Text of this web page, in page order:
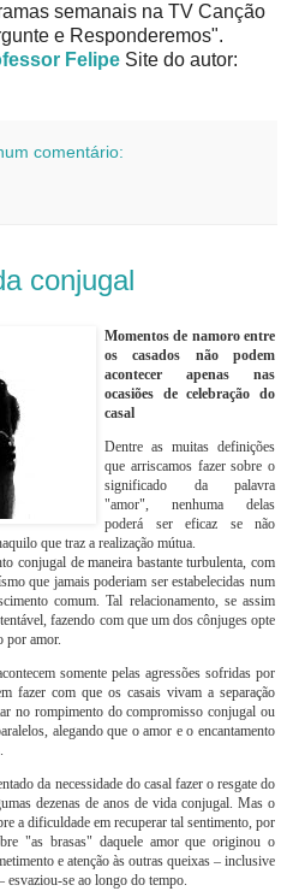
semanais na TV Canção
e Responderemos".
Felipe Site do autor:
comentário:
conjugal
Momentos de namoro entre
os casados não podem
acontecer apenas nas
ocasiões de celebração do
casal
Dentre as muitas definições
que arriscamos fazer sobre o
significado da palavra
"amor", nenhuma delas
poderá ser eficaz se não
que traz a realização mútua.
conjugal de maneira bastante turbulenta, com
que jamais poderiam ser estabelecidas num
comum. Tal relacionamento, se assim
fazendo com que um dos cônjuges opte
por amor.
somente pelas agressões sofridas por
fazer com que os casais vivam a separação
no rompimento do compromisso conjugal ou
alegando que o amor e o encantamento
da necessidade do casal fazer o resgate do
dezenas de anos de vida conjugal. Mas o
a dificuldade em recuperar tal sentimento, por
"as brasas" daquele amor que originou o
e atenção às outras queixas – inclusive
esvaziou-se ao longo do tempo.